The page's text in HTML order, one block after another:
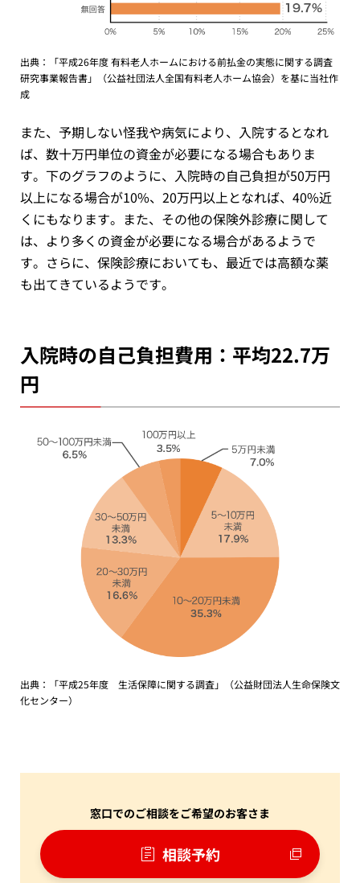
出典：「平成26年度 有料老人ホームにおける前払金の実態に関する調査
研究事業報告書」（公益社団法人全国有料老人ホーム協会）を基に当社作
成
また、予期しない怪我や病気により、入院するとなれ
ば、数十万円単位の資金が必要になる場合もありま
す。下のグラフのように、入院時の自己負担が50万円
以上になる場合が10%、20万円以上となれば、40%近
くにもなります。また、その他の保険外診療に関して
は、より多くの資金が必要になる場合があるようで
す。さらに、保険診療においても、最近では高額な薬
も出てきているようです。
入院時の自己負担費用：平均22.7万
円
出典：「平成25年度 生活保障に関する調査」（公益財団法人生命保険文
化センター）
窓口でのご相談をご希望のお客さま
相談予約